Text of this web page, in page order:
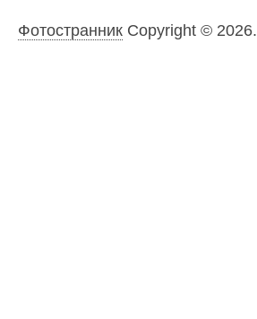
ФотостранникCopyright © 2026.